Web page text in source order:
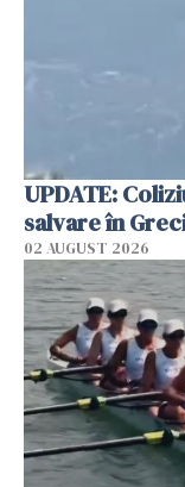
UPDATE:
salvare în
02 AUGUST 2026